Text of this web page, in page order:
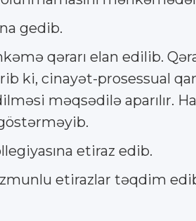
gedib.
qərarı elan edilib.
ki, cinayət-prosessual
məqsədilə aparılır.
etiraz edib.
etirazlar təqdim